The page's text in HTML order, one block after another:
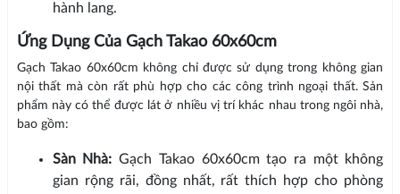
hành lang.
Ứng Dụng Của Gạch Takao 60x60cm
Gạch Takao 60x60cm không chỉ được sử dụng trong không gian
nội thất mà còn rất phù hợp cho các công trình ngoại thất. Sản
phẩm này có thể được lát ở nhiều vị trí khác nhau trong ngôi nhà,
bao gồm:
Sàn Nhà: Gạch Takao 60x60cm tạo ra một không
gian rộng rãi, đồng nhất, rất thích hợp cho phòng